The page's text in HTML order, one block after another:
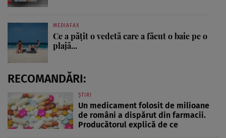
MEDIAFAX
Ce a pățit o vedetă care a făcut o baie pe o
plajă...
RECOMANDĂRI:
ȘTIRI
Un medicament folosit de milioane
de români a dispărut din farmacii.
Producătorul explică de ce